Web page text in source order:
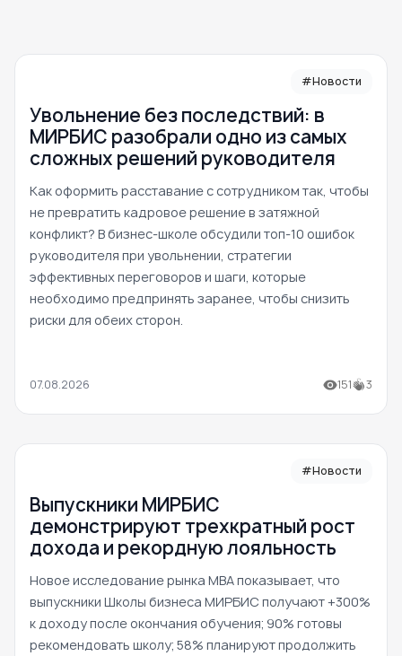
#Новости
Увольнение без последствий: в
МИРБИС разобрали одно из самых
сложных решений руководителя
Как оформить расставание с сотрудником так, чтобы
не превратить кадровое решение в затяжной
конфликт? В бизнес-школе обсудили топ-10 ошибок
руководителя при увольнении, стратегии
эффективных переговоров и шаги, которые
необходимо предпринять заранее, чтобы снизить
риски для обеих сторон.
07.08.2026 151 3
#Новости
Выпускники МИРБИС
демонстрируют трехкратный рост
дохода и рекордную лояльность
Новое исследование рынка MBA показывает, что
выпускники Школы бизнеса МИРБИС получают +300%
к доходу после окончания обучения; 90% готовы
рекомендовать школу; 58% планируют продолжить